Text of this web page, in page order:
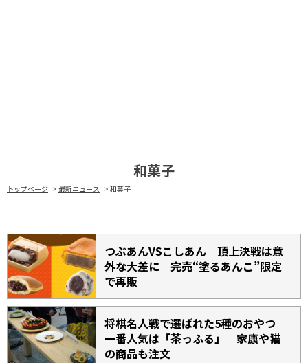
和菓子
トップページ 最新ニュース 和菓子
つぶあんVSこしあん 頂上決戦は意
外な大差に 完売“塗るあんこ”限定
で再販
将棋名人戦で選ばれた5種のおやつ
一番人気は「茶っふる」 家康や猫
の商品も注文